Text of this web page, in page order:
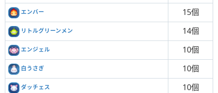
エンバー 15個
リトルグリーンメン 14個
エンジェル 10個
白うさぎ 10個
ダッチェス 10個